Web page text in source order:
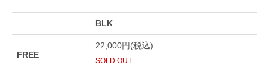
BLK
FREE
22,000円(税込)
SOLD OUT